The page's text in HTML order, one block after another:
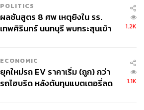
POLITICS
ผลชันสูตร 8 ศพ เหตุยิงใน รร.
เทพศิรินทร์ นนทบุรี พบกระสุนเข้า
1.2K
ECONOMIC
ยุคใหม่รถ EV ราคาเริ่ม (ถูก) กว่า
รถไฮบริด หลังต้นทุนแบตเตอรี่ลด
1.1K